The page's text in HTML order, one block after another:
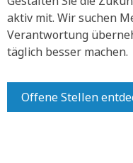
aktiv mit. Wir suchen
Verantwortung
täglich besser machen.
Offene Stellen